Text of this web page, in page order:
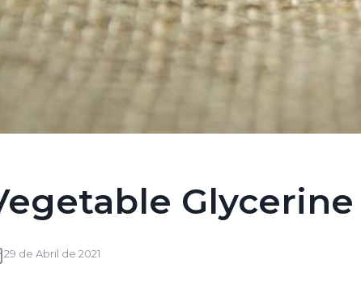
Glycerine
29 de Abril de 2021